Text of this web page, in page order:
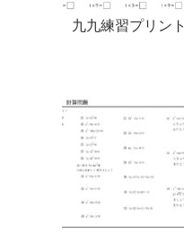
九九練習プリント